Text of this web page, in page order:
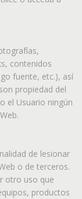
contenidos
fuente, etc.), así
propiedad del
el Usuario ningún
de lesionar
o de terceros.
otro uso que
productos